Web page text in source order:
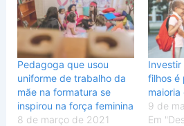
Pedagoga que usou
uniforme de trabalho da
mãe na formatura se
inspirou na força feminina
8 de março de 2021
filhos é
maioria
9 de
Em